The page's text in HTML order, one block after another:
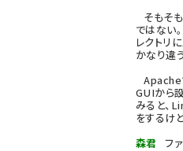
そもそ
ではない
レクトリ
かなり違う
Apache
GUIから
みると、
をするけ
森君 フ